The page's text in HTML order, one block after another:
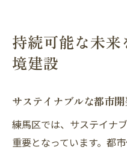
持続可能な未
境建設
サステイナブルな都市
練馬区では、サステイナ
重要となっています。都